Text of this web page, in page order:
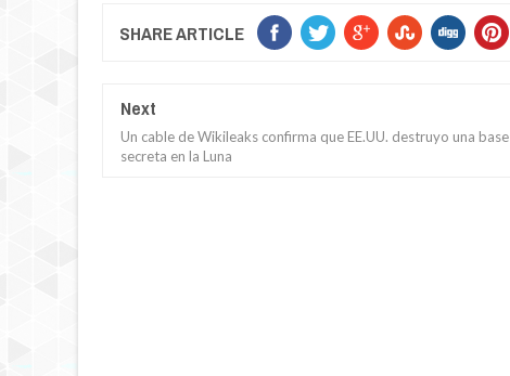
SHARE ARTICLE
Next
Un cable de Wikileaks confirma que EE.UU. destruyo una base
secreta en la Luna